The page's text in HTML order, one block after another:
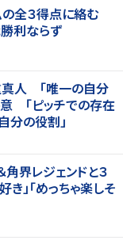
全３得点に絡む
利ならず
真人 「唯一の自分
「ピッチでの存在
分の役割」
界レジェンドと３
」「めっちゃ楽しそ